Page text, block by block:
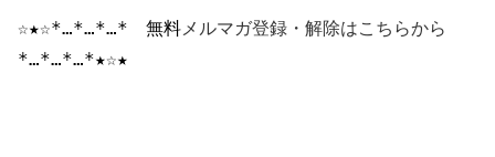
☆★☆*…*…*…* 無料 メルマガ登録・解除はこちらから
*…*…*…*★☆★